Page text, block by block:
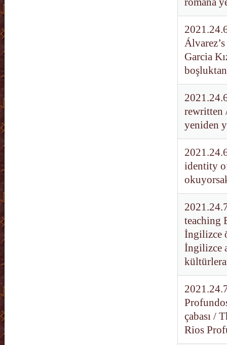
Garcia
rewritten
yeniden
identity
teaching
İngilizce
İngilizce
çabası /
Rios